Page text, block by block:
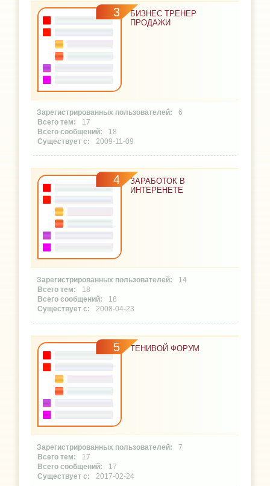
3
БИЗНЕС ТРЕНЕР
ПРОДАЖИ
6
17
18
2009-11-09
4
ЗАРАБОТОК В
ИНТЕРЕНЕТЕ
14
18
18
2008-04-23
5 ТЕНИВОЙ ФОРУМ
7
17
17
2017-02-24